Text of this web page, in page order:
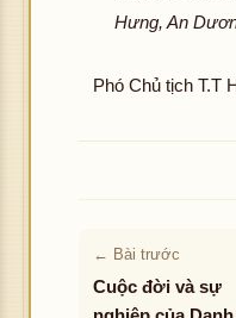
Hưng, An
Phó Chủ tịch T.T
← Bài trước
Cuộc đời và sự